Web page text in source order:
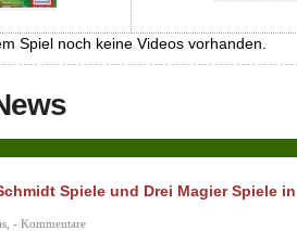
Spiel noch keine Videos vorhanden.
Spiele und Drei Magier Spiele
- Kommentare